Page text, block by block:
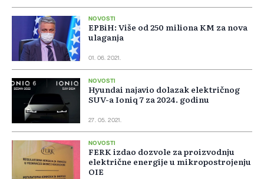
NOVOSTI
EPBiH: Više od 250 miliona KM za nova
ulaganja
01. 06. 2021.
NOVOSTI
Hyundai najavio dolazak električnog
SUV-a Ioniq 7 za 2024. godinu
27. 05. 2021.
NOVOSTI
FERK izdao dozvole za proizvodnju
električne energije u mikropostrojenju
OIE